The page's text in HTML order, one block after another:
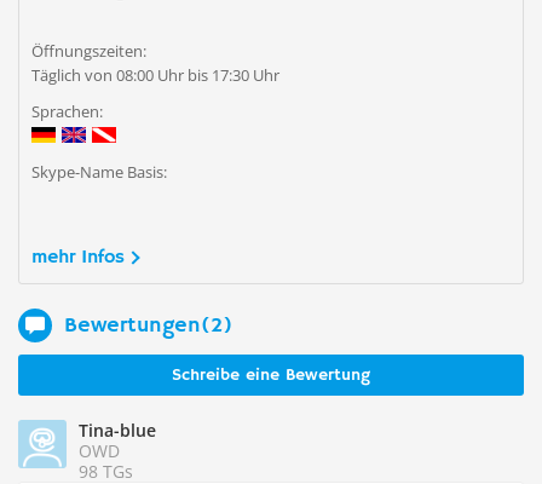
Öffnungszeiten:
Täglich von 08:00 Uhr bis 17:30 Uhr
Sprachen:
Skype-Name Basis:
mehr Infos
Bewertungen(2)
Schreibe eine Bewertung
Tina-blue
OWD
98 TGs